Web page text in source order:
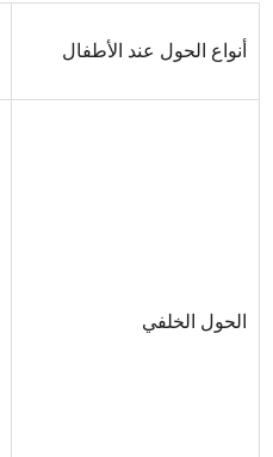
أنواع الحول عند الأطفال
الحول الخلفي